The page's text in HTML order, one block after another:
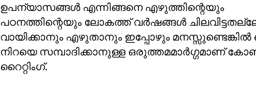
ഉപന്യാസങ്ങൾ എന്നിങ്ങനെ എഴുത്തിന്റെയും
പഠനത്തിന്റെയും ലോകത്ത് വർഷങ്ങൾ
വായിക്കാനും എഴുതാനും ഇപ്പോഴും
നിറയെ സമ്പാദിക്കാനുള്ള ഒരുത്തമമാർഗ്ഗമാണ്
റൈറ്റിംഗ്.